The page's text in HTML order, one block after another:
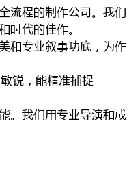
全流程制公司
代佳
专业叙功底
锐精准捕捉
效专业导演